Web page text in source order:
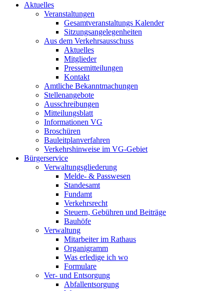
Aktuelles
Veranstaltungen
Gesamtveranstaltungs Kalender
Sitzungsangelegenheiten
Aus dem Verkehrsausschuss
Aktuelles
Mitglieder
Pressemitteilungen
Kontakt
Amtliche Bekanntmachungen
Stellenangebote
Ausschreibungen
Mitteilungsblatt
Informationen VG
Broschüren
Bauleitplanverfahren
Verkehrshinweise im VG-Gebiet
Bürgerservice
Verwaltungsgliederung
Melde- & Passwesen
Standesamt
Fundamt
Verkehrsrecht
Steuern, Gebühren und Beiträge
Bauhöfe
Verwaltung
Mitarbeiter im Rathaus
Organigramm
Was erledige ich wo
Formulare
Ver- und Entsorgung
Abfallentsorgung